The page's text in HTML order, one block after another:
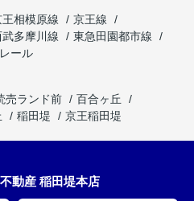
王相模原線
京王線
武多摩川線
東急田園都市線
ール
売ランド前
百合ヶ丘
稲田堤 京王稲田堤
動産 稲田堤本店